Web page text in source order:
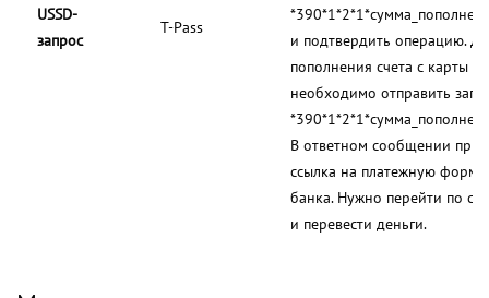
USSD-
запрос
T-Pass
и подтвердить операцию.
пополнения счета с карты
необходимо отправить
В ответном сообщении
ссылка на платежную форму
банка. Нужно перейти по
и перевести деньги.